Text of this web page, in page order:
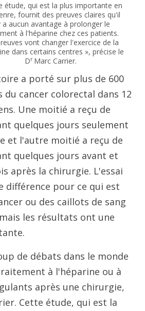
étude, qui est la plus importante en
fournit des preuves claires qu'il
a aucun avantage à prolonger le
à l'héparine chez ces patients.
vont changer l'exercice de la
dans certains centres », précise le
Dr Marc Carrier.
a porté sur plus de 600
cancer colorectal dans 12
Une moitié a reçu de
quelques jours seulement
et l'autre moitié a reçu de
quelques jours avant et
après la chirurgie. L'essai
différence pour ce qui est
ou des caillots de sang
les résultats ont une
de débats dans le monde
à l'héparine ou à
après une chirurgie,
Cette étude, qui est la